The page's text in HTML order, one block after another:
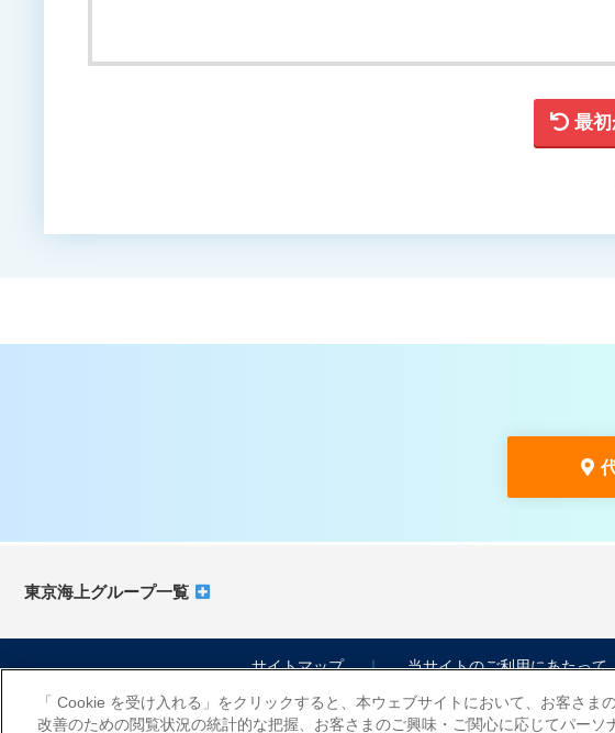
最初
東京海上グループ一覧
サイトマップ 当サイトのご利用にあたって
「 Cookie を受け入れる」をクリックすると、本ウェブサイトにおいて、お客さま
改善のための閲覧状況の統計的な把握、お客さまのご興味・ご関心に応じてパーソ